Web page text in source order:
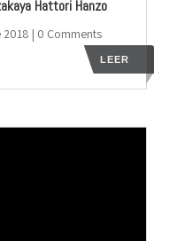
Hattori Hanzo
2018 | 0 Comments
LEER